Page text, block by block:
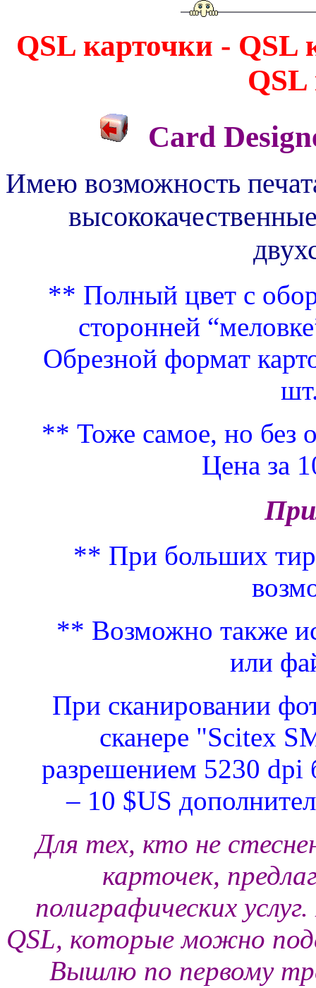
QSL карточки - QSL
QSL
Card
Имею возможность
** Полный цвет с
сторонней
Обрезной формат
** Тоже самое, но без
Цена за
** При больших
** Возможно также
или
При сканировании
сканере "Scitex
разрешением 5230 dpi
– 10 $US
Для тех, кто не
карточек,
полиграфических
QSL, которые можно
Вышлю по первому